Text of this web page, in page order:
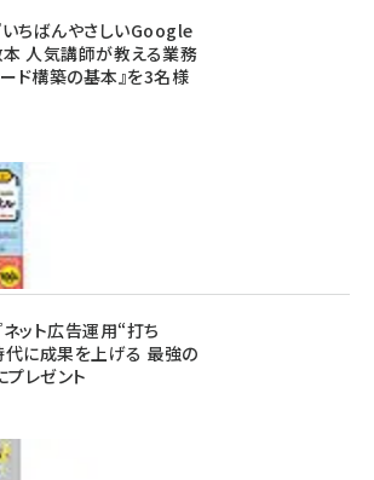
ちばんやさしいGoogle
本 人気講師が教える業務
ド構築の基本』を3名様
ット広告運用“打ち
に成果を上げる 最強の
レゼント